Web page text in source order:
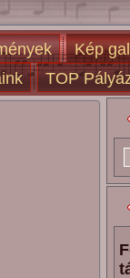
Kép
TOP